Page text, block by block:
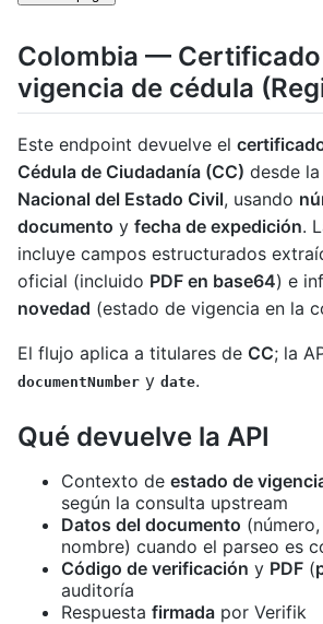
Colombia —
vigencia de cédula
Este endpoint devuelve el
Cédula de Ciudadanía (CC) desde la
Nacional del Estado Civil, usando
documento y fecha de expedición.
incluye campos estructurados
oficial (incluido PDF en base64) e
novedad (estado de vigencia en la
El flujo aplica a titulares de CC; la
documentNumber y date.
Qué devuelve la API
Contexto de estado de
según la consulta upstream
Datos del documento
nombre) cuando el parseo es
Código de verificación y PDF (
auditoría
Respuesta firmada por Verifik